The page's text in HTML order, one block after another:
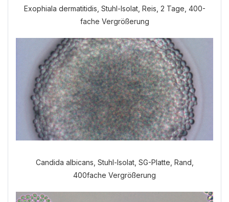
Exophiala dermatitidis, Stuhl-Isolat, Reis, 2 Tage, 400-
fache Vergrößerung
Candida albicans, Stuhl-Isolat, SG-Platte, Rand,
400fache Vergrößerung